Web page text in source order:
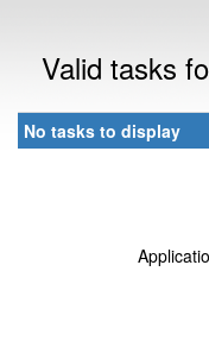
Valid tasks
No tasks to display